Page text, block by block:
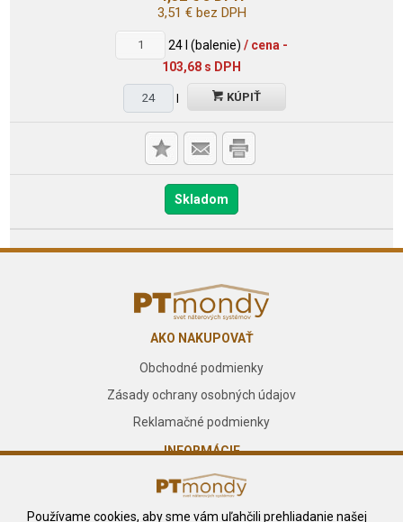
3,51 €bez DPH
24l (balenie) / cena -
103,68 s DPH
l KÚPIŤ
Skladom
AKO NAKUPOVAŤ
Obchodné podmienky
Zásady ochrany osobných údajov
Reklamačné podmienky
INFORMÁCIE
O nás
Používame cookies, aby sme vám uľahčili prehliadanie našej